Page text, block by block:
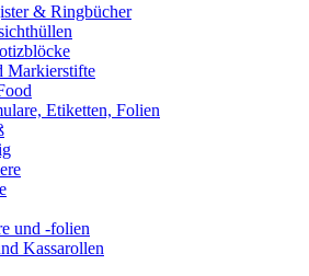
& Ringbücher
Markierstifte
Etiketten, Folien
und -folien
Kassarollen